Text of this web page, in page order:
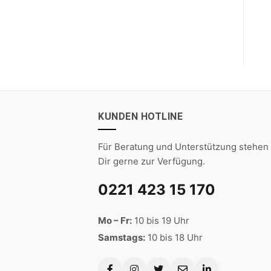
KUNDEN HOTLINE
Für Beratung und Unterstützung
Dir gerne zur Verfügung.
0221 423 15 170
Mo – Fr: 10 bis 19 Uhr
Samstags: 10 bis 18 Uhr